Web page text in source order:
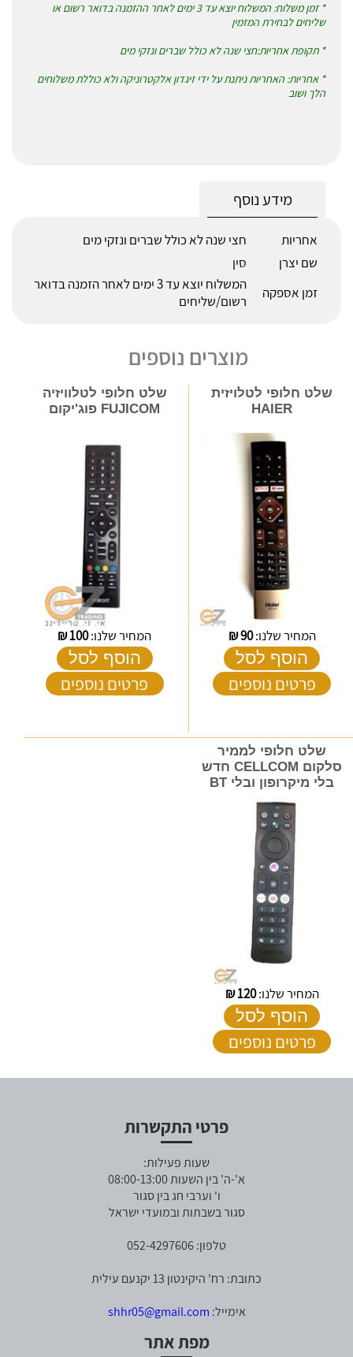
* זמן משלוח: המשלוח יוצא עד 3 ימים לאחר ההזמנה בדואר רשום או
שליחים לבחירת המזמין
* תקופת אחריות:חצי שנה לא כולל שברים ונזקי מים
* אחריות: האחריות ניתנת על ידי זיגדון אלקטרוניקה ולא כוללת משלוחים
הלך ושוב
מידע נוסף
אחריות
חצי שנה לא כולל שברים ונזקי מים
שם יצרן
סין
זמן אספקה
המשלוח יוצא עד 3 ימים לאחר הזמנה בדואר
רשום/שליחים
מוצרים נוספים
שלט חלופי לטלויזית
HAIER
המחיר שלנו:90
₪
הוסף לסל
פרטים נוספים
שלט חלופי לטלוויזיה
FUJICOM פוג'יקום
המחיר שלנו:100
₪
הוסף לסל
פרטים נוספים
שלט חלופי לממיר
סלקום CELLCOM חדש
בלי מיקרופון ובלי BT
המחיר שלנו:120
₪
הוסף לסל
פרטים נוספים
פרטי התקשרות
שעות פעילות:
א'-ה' בין השעות 08:00-13:00
ו' וערבי חג בין סגור
סגור בשבתות ובמועדי ישראל
טלפון: 052-4297606
כתובת: רח' היקינטון 13 יקנעם עילית
אימייל: shhr05@gmail.com
מפת אתר